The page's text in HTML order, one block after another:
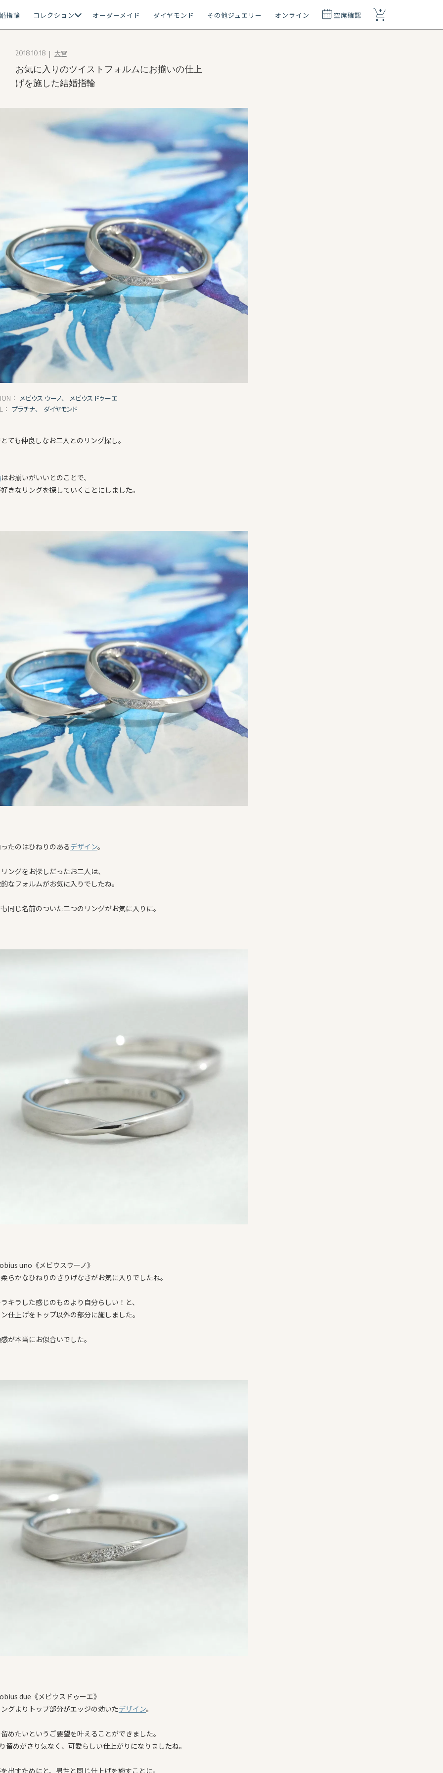
指輪 コレクション オーダーメイド ダイヤモンド その他ジュエリー オンライン 空席確認
+
2018.10.18 大宮
お気に入りのツイストフォルムにお揃いの仕上
げを施した結婚指輪
： メビウス ウーノ、 メビウス ドゥーエ
： プラチナ、 ダイヤモンド
ても仲良しなお二人とのリング探し。
はお揃いがいいとのことで、
きなリングを探していくことにしました。
たのはひねりのあるデザイン。
ングをお探しだったお二人は、
なフォルムがお気に入りでしたね。
同じ名前のついた二つのリングがお気に入りに。
uno《メビウスウーノ》
らかなひねりのさりげなさがお気に入りでしたね。
キラした感じのものより自分らしい！と、
仕上げをトップ以外の部分に施しました。
が本当にお似合いでした。
due《メビウスドゥーエ》
グよりトップ部分がエッジの効いたデザイン。
めたいというご要望を叶えることができました。
留めがさり気なく、可愛らしい仕上がりになりましたね。
出すためにと、男性と同じ仕上げを施すことに。